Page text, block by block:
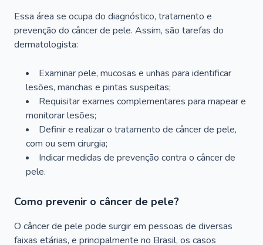
Essa área se ocupa do diagnóstico, tratamento e
prevenção do câncer de pele. Assim, são tarefas do
dermatologista:
Examinar pele, mucosas e unhas para identificar
lesões, manchas e pintas suspeitas;
Requisitar exames complementares para mapear e
monitorar lesões;
Definir e realizar o tratamento de câncer de pele,
com ou sem cirurgia;
Indicar medidas de prevenção contra o câncer de
pele.
Como prevenir o câncer de pele?
O câncer de pele pode surgir em pessoas de diversas
faixas etárias, e principalmente no Brasil, os casos